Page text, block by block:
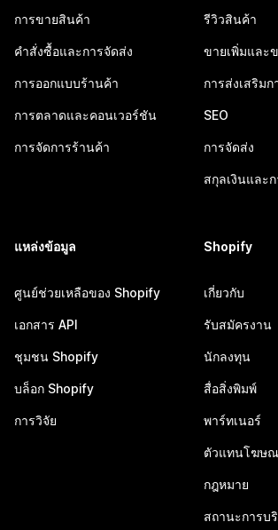
การขายสินค้า
คำสั่งซื้อและการจัดส่ง
การออกแบบร้านค้า
การตลาดและคอนเวอร์ชัน
การจัดการร้านค้า
รีวิวสินค้า
ขายเพิ่มและ
การส่งเสริม
SEO
การจัดส่ง
สกุลเงินและ
แหล่งข้อมูล
ศูนย์ช่วยเหลือของ Shopify
เอกสาร API
ชุมชน Shopify
บล็อก Shopify
การวิจัย
Shopify
เกี่ยวกับ
รับสมัครงาน
นักลงทุน
สื่อสิ่งพิมพ์
พาร์ทเนอร์
ตัวแทนโฆษ
กฎหมาย
สถานะการบ